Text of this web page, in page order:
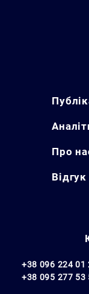
Про
Відгук
+38 096 224 01
+38 095 277 53